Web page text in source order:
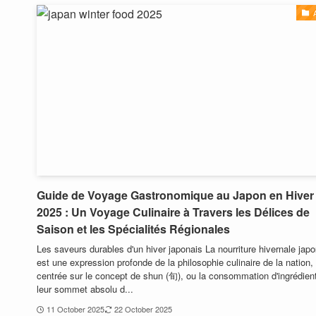
Guide de Voyage Gastronomique au Japon en Hiver
2025 : Un Voyage Culinaire à Travers les Délices de
Saison et les Spécialités Régionales
Les saveurs durables d'un hiver japonais La nourriture hivernale
est une expression profonde de la philosophie culinaire de la nation,
centrée sur le concept de shun (旬), ou la consommation
leur sommet absolu d...
11 October 2025 22 October 2025